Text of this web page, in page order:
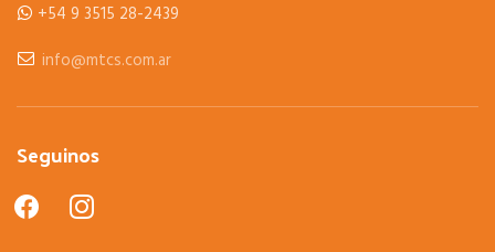
+54 9 3515 28-2439
info@mtcs.com.ar
Seguinos
facebookinstagram